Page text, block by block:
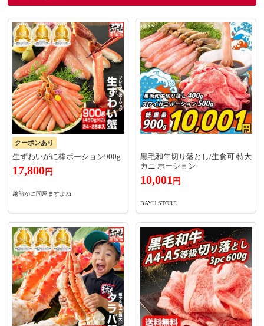
クーポンあり
生ずわいがに棒ポーション900g
17,800円
越前かに問屋ますよね
黒毛和牛切り落とし/生食可 特大
カニ ポーション
10,001 円
BAYU STORE